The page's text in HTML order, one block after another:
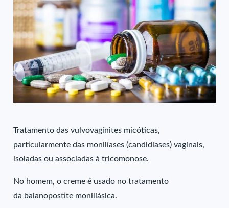
Tratamento das vulvovaginites micóticas,
particularmente das monilíases (candidíases) vaginais,
isoladas ou associadas à tricomonose.
No homem, o creme é usado no tratamento
da balanopostite moniliásica.